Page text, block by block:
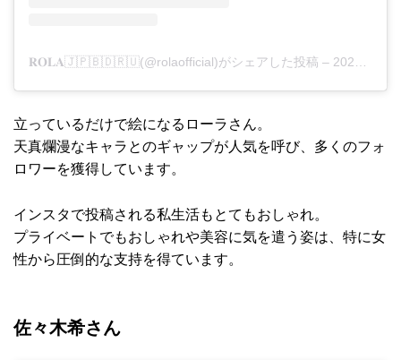
𝐑𝐎𝐋𝐀🇯🇵🇧🇩🇷🇺(@rolaofficial)がシェアした投稿 – 2020年 5月月18日午後7時23分PDT
立っているだけで絵になるローラさん。
天真爛漫なキャラとのギャップが人気を呼び、多くのフォ
ロワーを獲得しています。
インスタで投稿される私生活もとてもおしゃれ。
プライベートでもおしゃれや美容に気を遣う姿は、特に女
性から圧倒的な支持を得ています。
佐々木希さん